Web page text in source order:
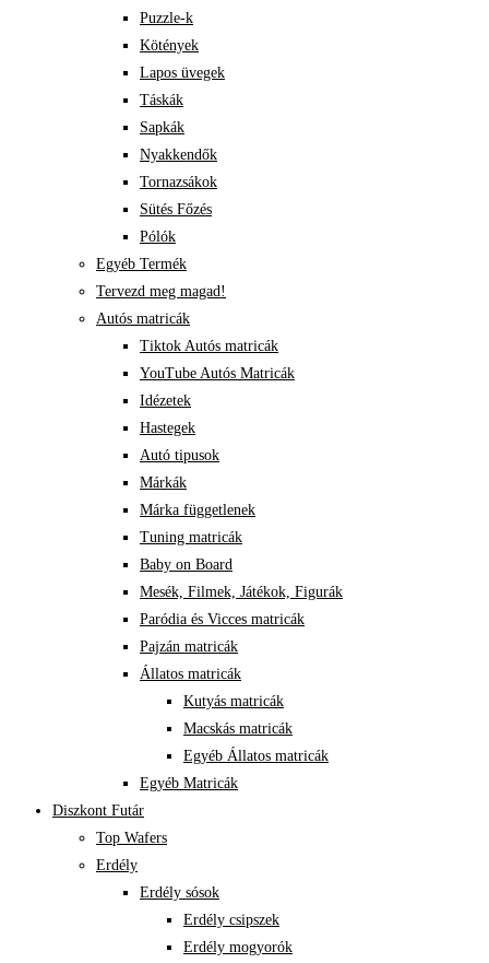
Puzzle-k
Kötények
Lapos üvegek
Táskák
Sapkák
Nyakkendők
Tornazsákok
Sütés Főzés
Pólók
Egyéb Termék
Tervezd meg magad!
Autós matricák
Tiktok Autós matricák
YouTube Autós Matricák
Idézetek
Hastegek
Autó tipusok
Márkák
Márka függetlenek
Tuning matricák
Baby on Board
Mesék, Filmek, Játékok, Figurák
Paródia és Vicces matricák
Pajzán matricák
Állatos matricák
Kutyás matricák
Macskás matricák
Egyéb Állatos matricák
Egyéb Matricák
Diszkont Futár
Top Wafers
Erdély
Erdély sósok
Erdély csipszek
Erdély mogyorók